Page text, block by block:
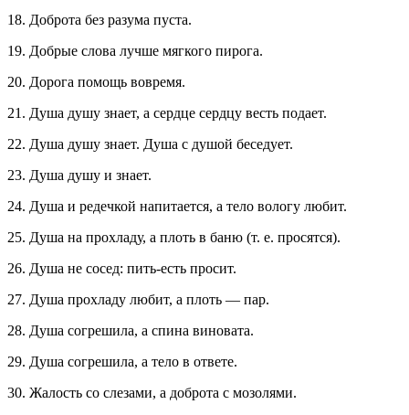
18. Доброта без разума пуста.
19. Добрые слова лучше мягкого пирога.
20. Дорога помощь вовремя.
21. Душа душу знает, а сердце сердцу весть подает.
22. Душа душу знает. Душа с душой беседует.
23. Душа душу и знает.
24. Душа и редечкой напитается, а тело вологу любит.
25. Душа на прохладу, а плоть в баню (т. е. просятся).
26. Душа не сосед: пить-есть просит.
27. Душа прохладу любит, а плоть — пар.
28. Душа согрешила, а спина виновата.
29. Душа согрешила, а тело в ответе.
30. Жалость со слезами, а доброта с мозолями.